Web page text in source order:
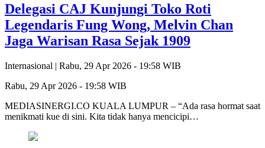
Delegasi CAJ Kunjungi Toko Roti
Legendaris Fung Wong, Melvin Chan
Jaga Warisan Rasa Sejak 1909
Internasional | Rabu, 29 Apr 2026 - 19:58 WIB
Rabu, 29 Apr 2026 - 19:58 WIB
MEDIASINERGI.CO KUALA LUMPUR – “Ada rasa hormat saat
menikmati kue di sini. Kita tidak hanya mencicipi…